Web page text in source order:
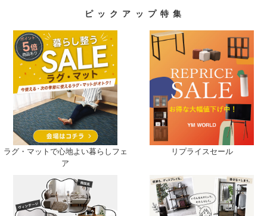
ピ ッ ク ア ッ プ 特 集
ラグ・マットで心地よい暮らしフェ
ア
リプライスセール